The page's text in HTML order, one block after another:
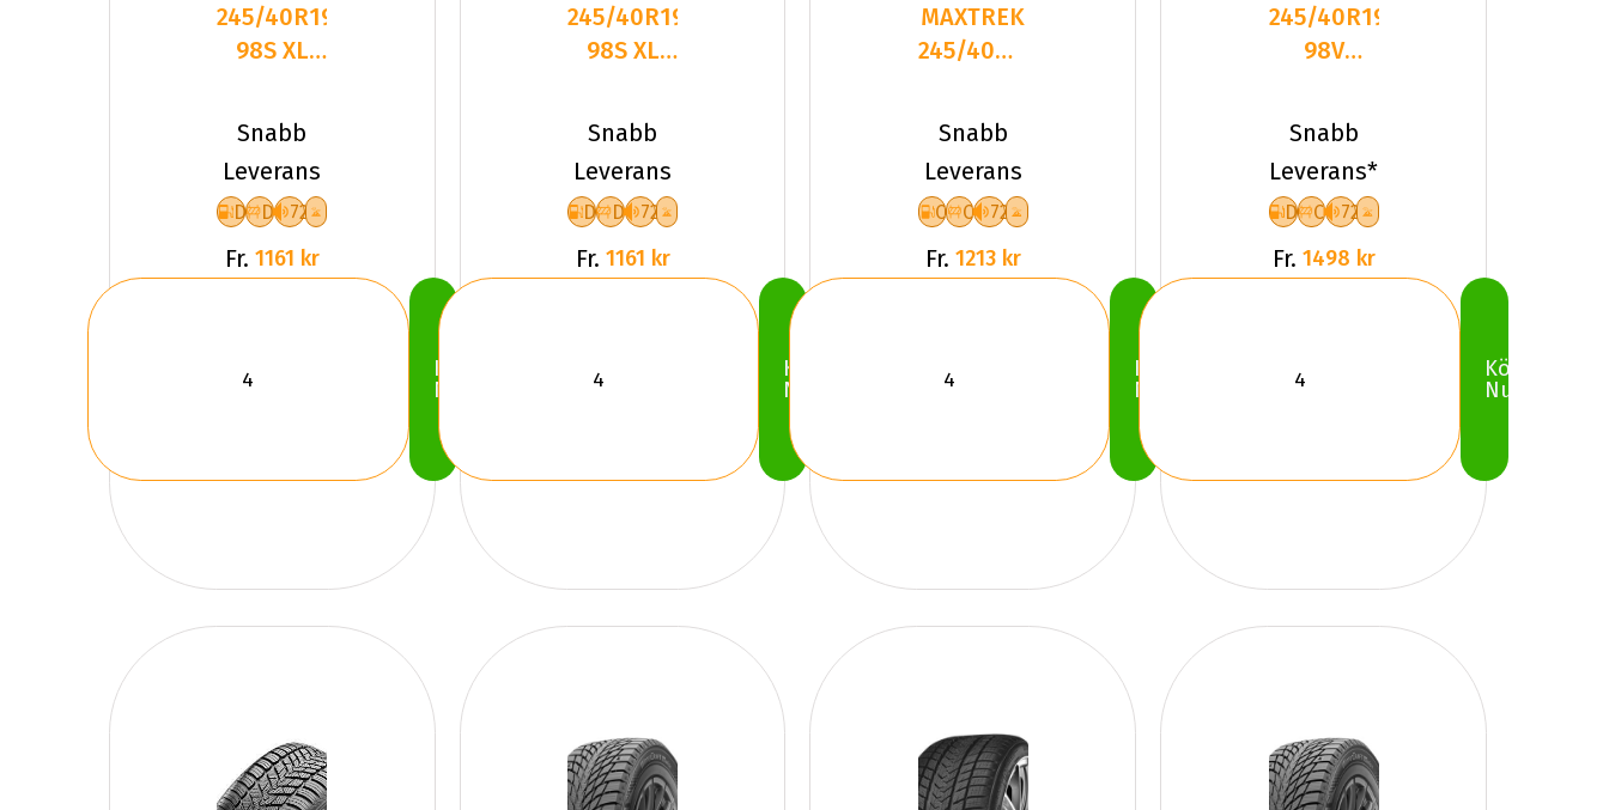
245/40R19
98S XL
WINTER
DEFENDER
I
Snabb
Leverans
D D 72
Fr. 1161 kr
Köp
Nu
245/40R19
98S XL
WINTER
DEFENDER
I
Snabb
Leverans
D D 72
Fr. 1161 kr
Köp
Nu
MAXTREK
245/40R19
M7 PLUS
Snabb
Leverans
C C 72
Fr. 1213 kr
Köp
Nu
245/40R19
98V
PL02 XL
Friktion
2025
Snabb
Leverans*
D C 72
Fr. 1498 kr
Köp
Nu